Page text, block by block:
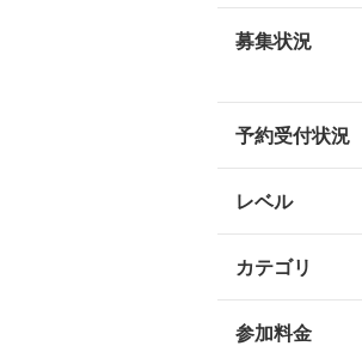
募集状況
予約受付状況
レベル
カテゴリ
参加料金